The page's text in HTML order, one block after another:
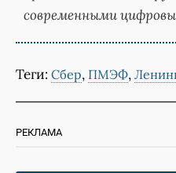
современными
Теги: Сбер, ПМЭФ,
РЕКЛАМА